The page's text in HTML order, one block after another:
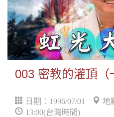
003 密教的灌頂（
日期：1996/07/01
地
13:00(台灣時間)